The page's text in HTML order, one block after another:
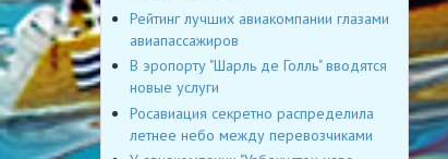
Рейтинг лучших авиакомпании глазами
авиапассажиров
В эропорту "Шарль де Голль" вводятся
новые услуги
Росавиация секретно распределила
летнее небо между перевозчиками